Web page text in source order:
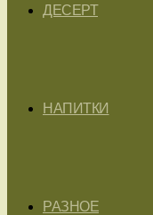
ДЕСЕРТ
НАПИТКИ
РАЗНОЕ